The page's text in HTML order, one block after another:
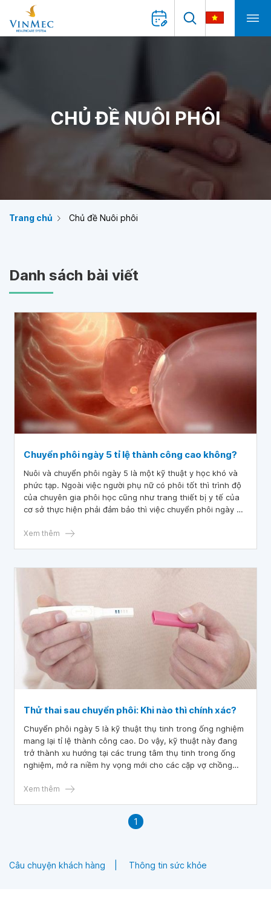
CHỦ ĐỀ NUÔI PHÔI
Trang chủ Chủ đề Nuôi phôi
Danh sách bài viết
Chuyển phôi ngày 5 tỉ lệ thành công cao không?
Nuôi và chuyển phôi ngày 5 là một kỹ thuật y học khó và
phức tạp. Ngoài việc người phụ nữ có phôi tốt thì trình độ
của chuyên gia phôi học cũng như trang thiết bị y tế của
cơ sở thực hiện phải đảm bảo thì việc chuyển phôi ngày 5
Xem thêm
Thử thai sau chuyển phôi: Khi nào thì chính xác?
Chuyển phôi ngày 5 là kỹ thuật thụ tinh trong ống nghiệm
mang lại tỉ lệ thành công cao. Do vậy, kỹ thuật này đang
trở thành xu hướng tại các trung tâm thụ tinh trong ống
nghiệm, mở ra niềm hy vọng mới cho các cặp vợ chồng
Xem thêm
1
Câu chuyện khách hàng Thông tin sức khỏe